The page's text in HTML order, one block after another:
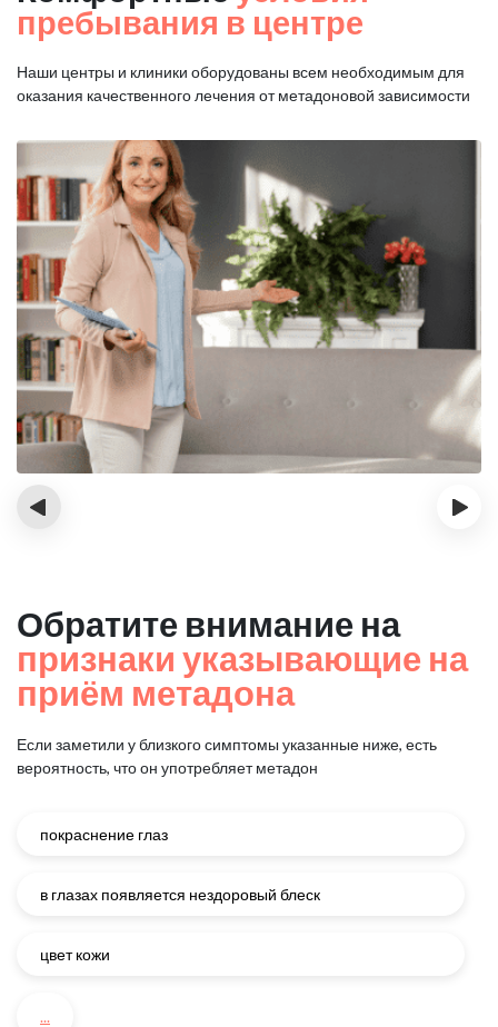
пребывания в центре
Наши центры и клиники оборудованы всем необходимым для
оказания качественного лечения от метадоновой зависимости
‹ ›
Обратите внимание на
признаки указывающие на
приём метадона
Если заметили у близкого симптомы указанные ниже, есть
вероятность, что он употребляет метадон
покраснение глаз
в глазах появляется нездоровый блеск
цвет кожи
...